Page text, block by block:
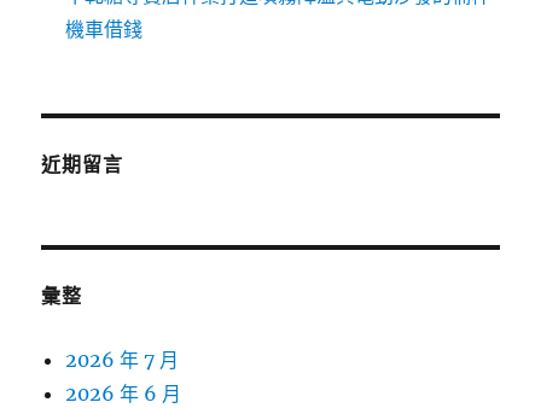
機車借錢
近期留言
彙整
2026 年 7 月
2026 年 6 月